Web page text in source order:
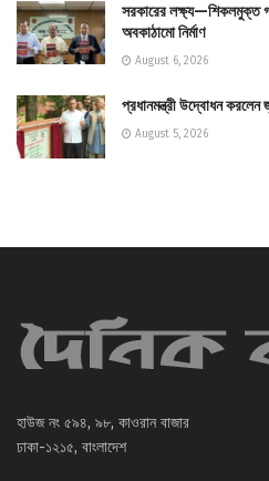
সরকারের লক্ষ্য—শিকলমুক্ত
অবকাঠামো নির্মাণ
August 6, 2026
প্রধানমন্ত্রী উদ্বোধন
August 5, 2026
হাউজ নং ৫৯৪, ৯৮, কাওরান বাজার
ঢাকা-১২১৫, বাংলাদেশ